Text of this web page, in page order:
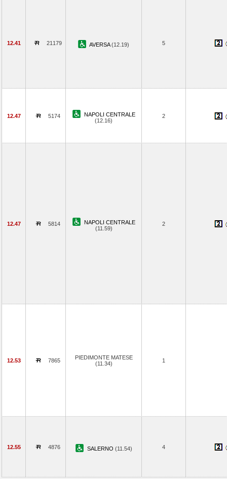
12.41 21179 AVERSA(12.19) 5
12.47 5174
NAPOLI CENTRALE
(12.16)
2
12.47 5814
NAPOLI CENTRALE
(11.59)
2
12.53 7865
PIEDIMONTE MATESE
(11.34)
1
12.55 4876 SALERNO (11.54) 4